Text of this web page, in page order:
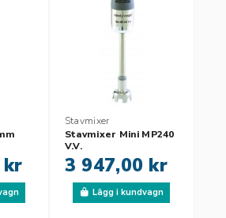
kr
Stavmixer
Stavmixer Mini MP240
V.V.
3 947,00 kr
Lägg i kundvagn